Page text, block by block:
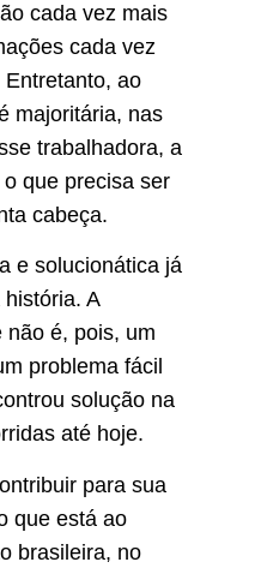
cada vez mais
cada vez
ao
majoritária, nas
trabalhadora, a
que precisa ser
cabeça.
e solucionática já
A
não é, pois, um
problema fácil
solução na
até hoje.
para sua
que está ao
brasileira, no